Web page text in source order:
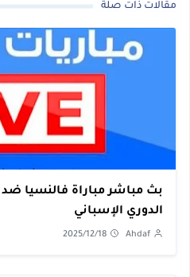
مقالات ذات صلة
بث مباشر مباراة فالنسيا ضد
الدوري الإسباني
Ahdaf
2025/12/18